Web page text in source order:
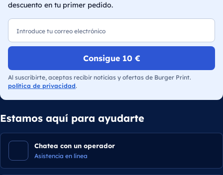
descuento en tu primer pedido.
Consigue 10 €
Al suscribirte, aceptas recibir noticias y ofertas de Burger Print.
política de privacidad.
Estamos aquí para ayudarte
Chatea con un operador
Asistencia en línea